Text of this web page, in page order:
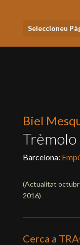
Seleccioneu
Biel
Trèmolo
Barcelona:
(Actualitat
2016)
Cerca a